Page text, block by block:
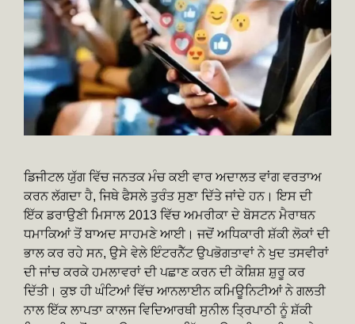
ਡਿਜੀਟਲ ਯੁੱਗ ਵਿੱਚ ਜਨਤਕ ਮੰਚ ਕਈ ਵਾਰ ਅਦਾਲਤ ਵਾਂਗ ਵਰਤਾਅ
ਕਰਨ ਲੱਗਦਾ ਹੈ, ਜਿਥੇ ਫੈਸਲੇ ਤੁਰੰਤ ਸੁਣਾ ਦਿੱਤੇ ਜਾਂਦੇ ਹਨ। ਇਸ ਦੀ
ਇੱਕ ਡਰਾਉਣੀ ਮਿਸਾਲ 2013 ਵਿੱਚ ਅਮਰੀਕਾ ਦੇ ਬੋਸਟਨ ਮੈਰਾਥਨ
ਧਮਾਕਿਆਂ ਤੋਂ ਬਾਅਦ ਸਾਹਮਣੇ ਆਈ। ਜਦੋਂ ਅਧਿਕਾਰੀ ਸ਼ੱਕੀ ਲੋਕਾਂ ਦੀ
ਭਾਲ ਕਰ ਰਹੇ ਸਨ, ਉਸੇ ਵੇਲੇ ਇੰਟਰਨੈੱਟ ਉਪਭੋਗਤਾਵਾਂ ਨੇ ਖੁਦ ਤਸਵੀਰਾਂ
ਦੀ ਜਾਂਚ ਕਰਕੇ ਹਮਲਾਵਰਾਂ ਦੀ ਪਛਾਣ ਕਰਨ ਦੀ ਕੋਸ਼ਿਸ਼ ਸ਼ੁਰੂ ਕਰ
ਦਿੱਤੀ। ਕੁਝ ਹੀ ਘੰਟਿਆਂ ਵਿੱਚ ਆਨਲਾਈਨ ਕਮਿਊਨਿਟੀਆਂ ਨੇ ਗਲਤੀ
ਨਾਲ ਇੱਕ ਲਾਪਤਾ ਕਾਲਜ ਵਿਦਿਆਰਥੀ ਸੁਨੀਲ ਤ੍ਰਿਪਾਠੀ ਨੂੰ ਸ਼ੱਕੀ